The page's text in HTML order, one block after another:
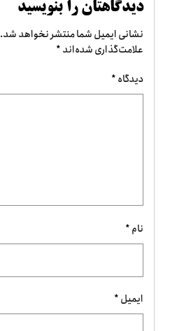
دیدگاهتان را بنویسید
نشانی ایمیل شما منتشر نخواهد شد.
علامت‌گذاری شده‌اند*
دیدگاه*
نام*
ایمیل*